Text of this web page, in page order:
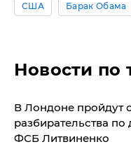
США Барак Обама
Новости по
В Лондоне пройдут
разбирательства
ФСБ Литвиненко